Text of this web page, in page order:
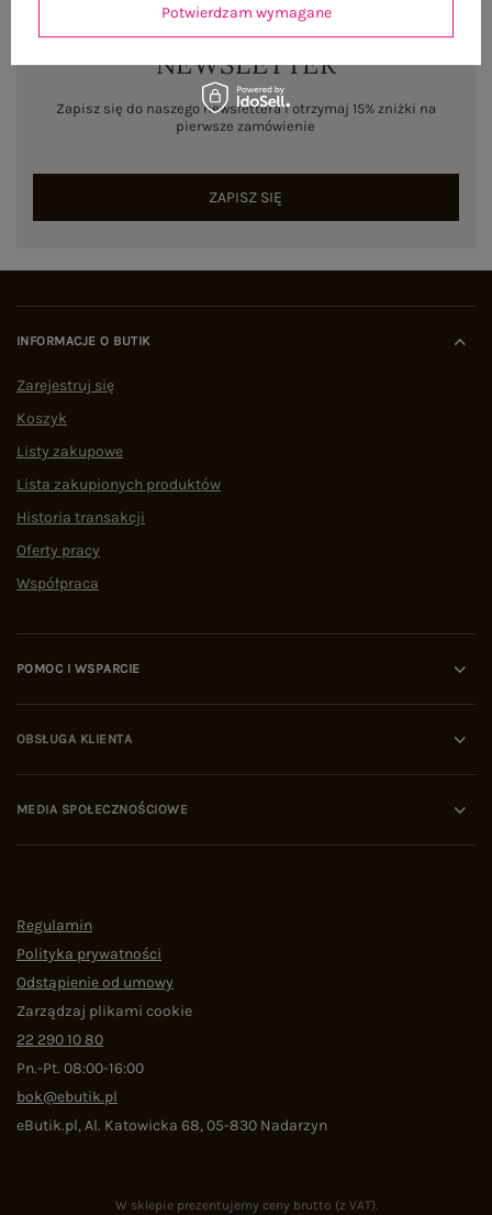
NEWSLETTER
Zapisz się do naszego newslettera i otrzymaj 15% zniżki na
pierwsze zamówienie
ZAPISZ SIĘ
INFORMACJE O BUTIK
Zarejestruj się
Koszyk
Listy zakupowe
Lista zakupionych produktów
Historia transakcji
Oferty pracy
Współpraca
POMOC I WSPARCIE
OBSŁUGA KLIENTA
MEDIA SPOŁECZNOŚCIOWE
Regulamin
Polityka prywatności
Odstąpienie od umowy
Zarządzaj plikami cookie
22 290 10 80
Pn.-Pt. 08:00-16:00
bok@ebutik.pl
eButik.pl,Al. Katowicka 68,05-830 Nadarzyn
W sklepie prezentujemy ceny brutto (z VAT).
Potwierdzam wymagane